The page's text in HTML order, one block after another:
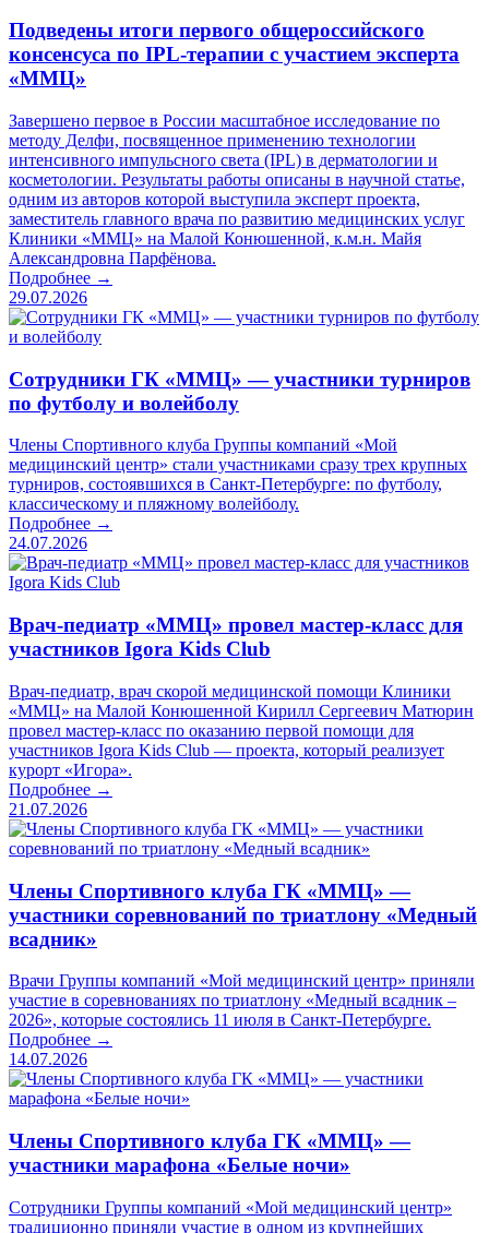
Подведены итоги первого общероссийского
консенсуса по IPL-терапии с участием эксперта
«ММЦ»
Завершено первое в России масштабное исследование по
методу Делфи, посвященное применению технологии
интенсивного импульсного света (IPL) в дерматологии и
косметологии. Результаты работы описаны в научной статье,
одним из авторов которой выступила эксперт проекта,
заместитель главного врача по развитию медицинских услуг
Клиники «ММЦ» на Малой Конюшенной, к.м.н. Майя
Александровна Парфёнова.
Подробнее →
29.07.2026
Сотрудники ГК «ММЦ» — участники турниров
по футболу и волейболу
Члены Спортивного клуба Группы компаний «Мой
медицинский центр» стали участниками сразу трех крупных
турниров, состоявшихся в Санкт-Петербурге: по футболу,
классическому и пляжному волейболу.
Подробнее →
24.07.2026
Врач-педиатр «ММЦ» провел мастер-класс для
участников Igora Kids Club
Врач-педиатр, врач скорой медицинской помощи Клиники
«ММЦ» на Малой Конюшенной Кирилл Сергеевич Матюрин
провел мастер-класс по оказанию первой помощи для
участников Igora Kids Club — проекта, который реализует
курорт «Игора».
Подробнее →
21.07.2026
Члены Спортивного клуба ГК «ММЦ» —
участники соревнований по триатлону «Медный
всадник»
Врачи Группы компаний «Мой медицинский центр» приняли
участие в соревнованиях по триатлону «Медный всадник –
2026», которые состоялись 11 июля в Санкт-Петербурге.
Подробнее →
14.07.2026
Члены Спортивного клуба ГК «ММЦ» —
участники марафона «Белые ночи»
Сотрудники Группы компаний «Мой медицинский центр»
традиционно приняли участие в одном из крупнейших